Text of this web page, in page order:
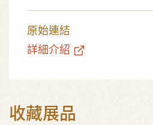
原始連結
詳細介紹
收藏展品